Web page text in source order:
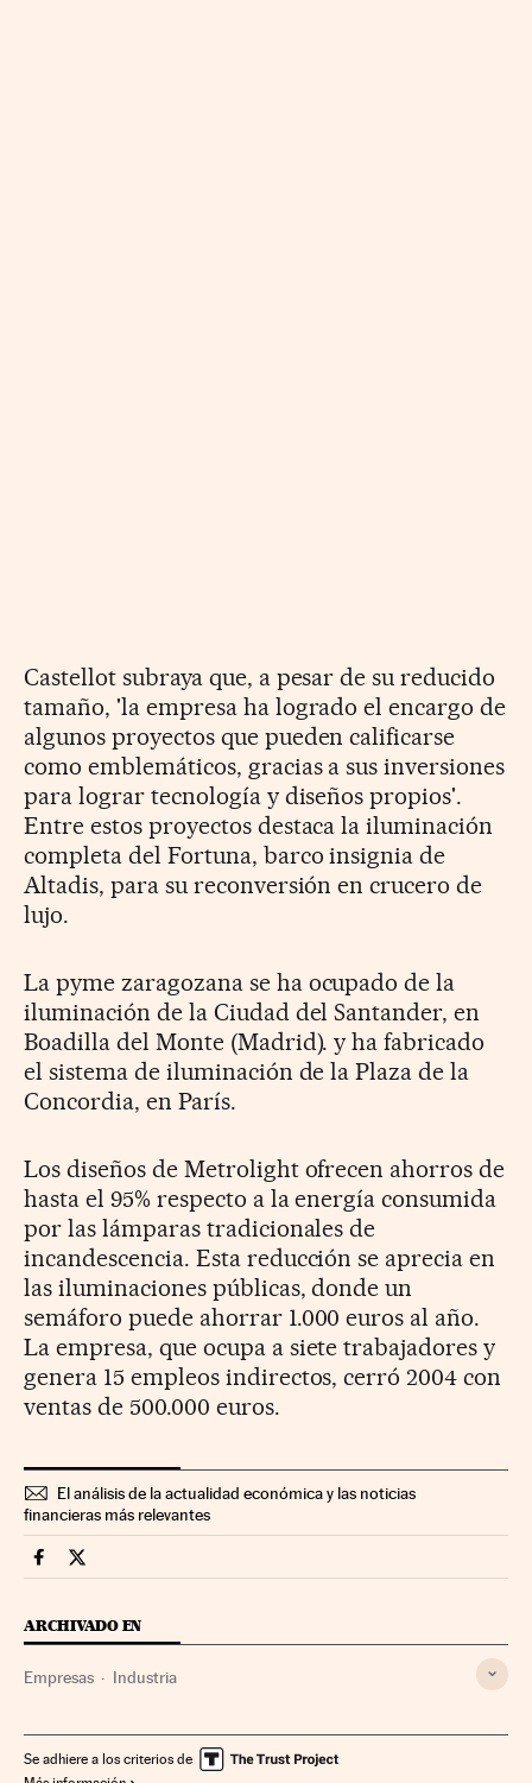
Castellot subraya que, a pesar de su reducido
tamaño, 'la empresa ha logrado el encargo de
algunos proyectos que pueden calificarse
como emblemáticos, gracias a sus inversiones
para lograr tecnología y diseños propios'.
Entre estos proyectos destaca la iluminación
completa del Fortuna, barco insignia de
Altadis, para su reconversión en crucero de
lujo.
La pyme zaragozana se ha ocupado de la
iluminación de la Ciudad del Santander, en
Boadilla del Monte (Madrid). y ha fabricado
el sistema de iluminación de la Plaza de la
Concordia, en París.
Los diseños de Metrolight ofrecen ahorros de
hasta el 95% respecto a la energía consumida
por las lámparas tradicionales de
incandescencia. Esta reducción se aprecia en
las iluminaciones públicas, donde un
semáforo puede ahorrar 1.000 euros al año.
La empresa, que ocupa a siete trabajadores y
genera 15 empleos indirectos, cerró 2004 con
ventas de 500.000 euros.
El análisis de la actualidad económica y las noticias
financieras más relevantes
Companias Cinco Días en Facebook
Companias Cinco Días en Twitter
ARCHIVADO EN
Empresas Industria
Se adhiere a los criterios de